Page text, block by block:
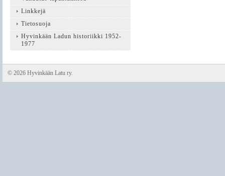
Linkkejä
Tietosuoja
Hyvinkään Ladun historiikki 1952-
1977
© 2026 Hyvinkään Latu ry.